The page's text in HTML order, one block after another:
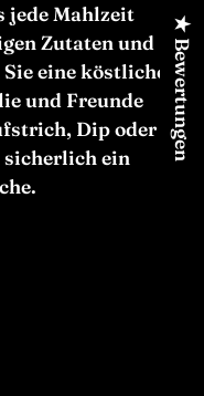
jede Mahlzeit
Zutaten und
eine köstliche
und Freunde
Dip oder
ein
★ Bewertungen